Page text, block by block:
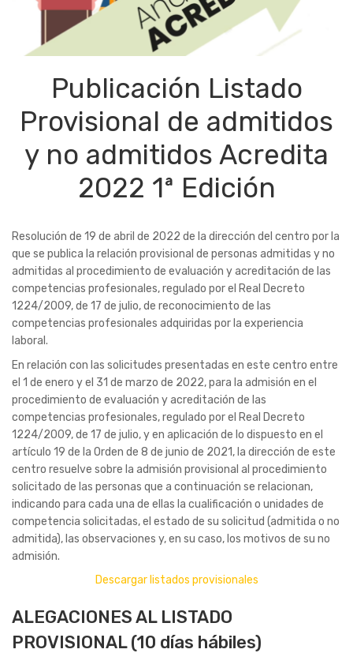
Publicación Listado
Provisional de admitidos
y no admitidos Acredita
2022 1ª Edición
Resolución de 19 de abril de 2022 de la dirección del centro por la
que se publica la relación provisional de personas admitidas y no
admitidas al procedimiento de evaluación y acreditación de las
competencias profesionales, regulado por el Real Decreto
1224/2009, de 17 de julio, de reconocimiento de las
competencias profesionales adquiridas por la experiencia
laboral.
En relación con las solicitudes presentadas en este centro entre
el 1 de enero y el 31 de marzo de 2022, para la admisión en el
procedimiento de evaluación y acreditación de las
competencias profesionales, regulado por el Real Decreto
1224/2009, de 17 de julio, y en aplicación de lo dispuesto en el
artículo 19 de la Orden de 8 de junio de 2021, la dirección de este
centro resuelve sobre la admisión provisional al procedimiento
solicitado de las personas que a continuación se relacionan,
indicando para cada una de ellas la cualificación o unidades de
competencia solicitadas, el estado de su solicitud (admitida o no
admitida), las observaciones y, en su caso, los motivos de su no
admisión.
Descargar listados provisionales
ALEGACIONES AL LISTADO
PROVISIONAL (10 días hábiles)